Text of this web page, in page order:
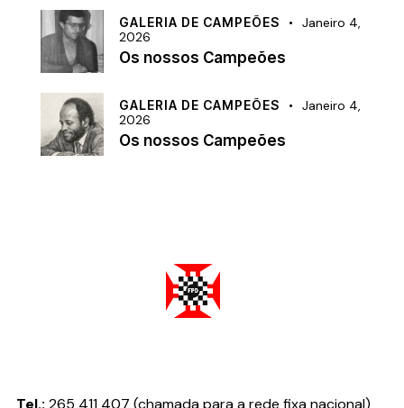
GALERIA DE CAMPEÕES
Janeiro 4,
2026
Os nossos Campeões
GALERIA DE CAMPEÕES
Janeiro 4,
2026
Os nossos Campeões
Tel.: 265 411 407 (chamada para a rede fixa nacional)